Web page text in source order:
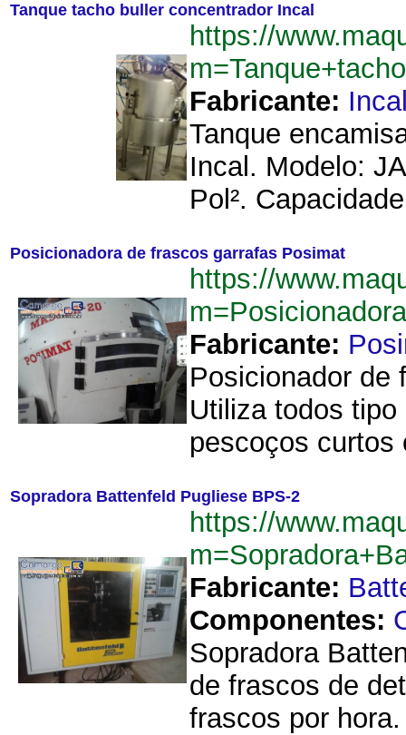
Tanque tacho buller concentrador Incal
https://
Fabricante:
Tanque
Incal. Modelo:
Pol².
Posicionadora de frascos garrafas Posimat
https://
Fabricante:
Posicionador de
Utiliza todos
pescoços curtos
Sopradora Battenfeld Pugliese BPS-2
https://
Fabricante:
Componentes:
Sopradora
de frascos de
frascos por